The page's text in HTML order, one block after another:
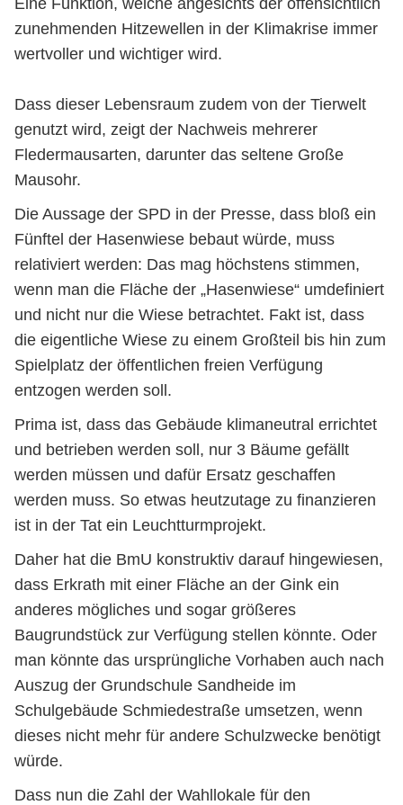
Eine Funktion, welche angesichts der offensichtlich
zunehmenden Hitzewellen in der Klimakrise immer
wertvoller und wichtiger wird.
Dass dieser Lebensraum zudem von der Tierwelt
genutzt wird, zeigt der Nachweis mehrerer
Fledermausarten, darunter das seltene Große
Mausohr.
Die Aussage der SPD in der Presse, dass bloß ein
Fünftel der Hasenwiese bebaut würde, muss
relativiert werden: Das mag höchstens stimmen,
wenn man die Fläche der „Hasenwiese“ umdefiniert
und nicht nur die Wiese betrachtet. Fakt ist, dass
die eigentliche Wiese zu einem Großteil bis hin zum
Spielplatz der öffentlichen freien Verfügung
entzogen werden soll.
Prima ist, dass das Gebäude klimaneutral errichtet
und betrieben werden soll, nur 3 Bäume gefällt
werden müssen und dafür Ersatz geschaffen
werden muss. So etwas heutzutage zu finanzieren
ist in der Tat ein Leuchtturmprojekt.
Daher hat die BmU konstruktiv darauf hingewiesen,
dass Erkrath mit einer Fläche an der Gink ein
anderes mögliches und sogar größeres
Baugrundstück zur Verfügung stellen könnte. Oder
man könnte das ursprüngliche Vorhaben auch nach
Auszug der Grundschule Sandheide im
Schulgebäude Schmiedestraße umsetzen, wenn
dieses nicht mehr für andere Schulzwecke benötigt
würde.
Dass nun die Zahl der Wahllokale für den